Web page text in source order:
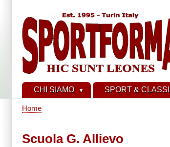
content
CHI SIAMO SPORT & CLASSI
Home
Scuola G. Allievo